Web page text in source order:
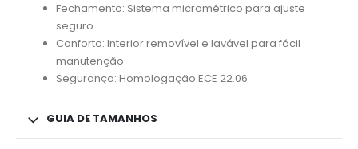
Fechamento: Sistema micrométrico para ajuste
seguro
Conforto: Interior removível e lavável para fácil
manutenção
Segurança: Homologação ECE 22.06
GUIA DE TAMANHOS